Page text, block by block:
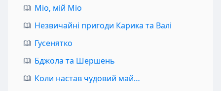
Міо, мій Міо
Незвичайні пригоди Карика та Валі
Гусенятко
Бджола та Шершень
Коли настав чудовий май…